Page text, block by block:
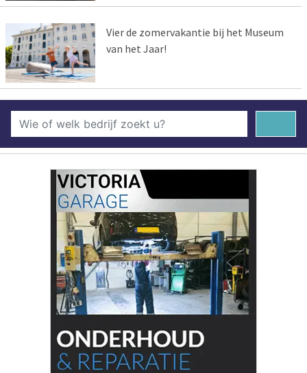
Vier de zomervakantie bij het Museum
van het Jaar!